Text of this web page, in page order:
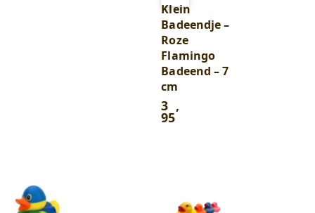
winkelwagen
Klein
Badeendje –
Roze
Flamingo
Badeend – 7
cm
3 ,
95